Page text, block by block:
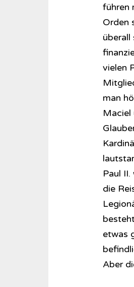
führen
Orden
überall
vielen
man
Maciel
Paul
die
etwas
Aber